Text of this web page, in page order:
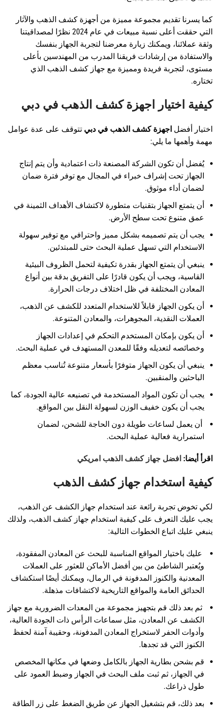
كما يسرنا تقديم مجموعة مميزة من أجهزة كشف الذهب والآثار
التي حققت أعلى نسبة مبيعات في عام 2024 نظرًا لمصداقيتنا
وثقة عملائنا، ويمكنك زيارة معرضنا لتجربة الجهاز بنفسك
والاستفادة من إرشادات فريقنا المدرب من المهندسين بأعلى
مستوى، لتجربة فريدة ومميزة مع جهاز كشف الذهب الذي
تختاره.
كيفية اختيار اجهزة كشف الذهب في دبي
اختيار أفضل اجهزة كشف الذهب في دبي تتوقف على عدة عوامل
مهمة وأهمها ما يلي:
يُفضل أن تكون الشركة المصنعة ذات اعتمادية وأن يتم إنتاج
الجهاز تحت إشراف خبراء في المجال مع توفر فترة ضمان
لضمان أداء موثوق.
أن يتمتع الجهاز بتقنيات متطورة لاكتشاف الأهداف الثمينة في
عمق متنوع تحت سطح الأرض.
يجب أن يتم تصميمه بشكل مميز واحترافي مع توفير سهولة
الاستخدام التي تسهل عملية البحث حتى للمبتدئين.
ينبغي أن يتمتع الجهاز بقدرة تكيفية لتحمل الظروف البيئية
القاسية، ويجب أن يكون قادرًا على التفريق بدقة بين أنواع
المعادن المختلفة في ظل اختلاف درجات الحرارة.
أن يكون الجهاز قابلاً للاستخدام المتعدد للكشف عن الذهب،
العملات النقدية، المجوهرات، والمعادن المتنوعة.
أن يكون بإمكان المستخدم التحكم في إعدادات الجهاز
وخصائصه لتعديله وفقًا للمعدن المستهدف في عملية البحث.
ينبغي أن يكون الجهاز متوفرًا بأسعار متنوعة تُناسب معظم
الباحثين والمنقبين.
يجب أن تكون المواد المستخدمة في تصنيعه عالية الجودة، كما
يجب أن يكون خفيف الوزن لسهولة النقل بين المواقع.
أن يعمل لساعات طويلة دون الحاجة للشحن، لضمان
استمرارية فعالية عملية البحث.
اقرأ أيضا: افضل جهاز كشف الذهب امريكي
كيفية استخدام جهاز كشف الذهب
لكي تخوض تجربة رائعة عند استخدام جهاز الكشف عن الذهب،
يجب عليك التعرف على كيفية استخدام جهاز كشف الذهب، ولذلك
ينبغي عليك اتباع الخطوات التالية:
عليك باختيار المواقع المناسبة للبحث عن المعادن المفقودة،
ويُعتبر الشاطئ من بين أفضل الأماكن للعثور على العملات
المعدنية والكنوز المدفونة في الرمال، ويمكنك أيضًا استكشاف
الحدائق العامة والمواقع التاريخية لاكتشافات مذهلة.
ثم بعد ذلك قم بتجهيز مجموعة من المعدات الضرورية مع جهاز
الكشف عن المعادن، مثل سماعات الرأس ذات الجودة العالية،
وأدوات الحفر لاستخراج المعادن المدفونة، وحقيبة آمنة لحفظ
الكنوز التي قد تجدها.
قم بشحن بطارية الجهاز بالكامل وضعها في مكانها المخصص
في الجهاز، ثم ثبت ملف البحث في الجهاز وضبط العمود على
طول ذراعك.
بعد ذلك، قم بتشغيل الجهاز عن طريق الضغط على زر الطاقة